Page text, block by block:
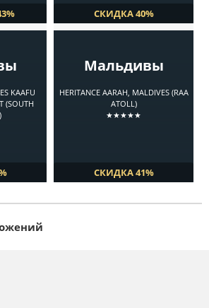
СКИДКА 40%
KAAFU
(SOUTH
Мальдивы
HERITANCE AARAH, MALDIVES (RAA
ATOLL)
★★★★★
СКИДКА 41%